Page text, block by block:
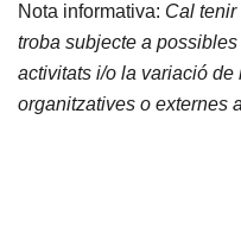
Nota informativa: Cal tenir
troba subjecte a
activitats i/o la variació
organitzatives o externes